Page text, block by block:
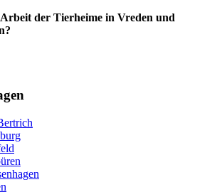
der Tierheime in Vreden und